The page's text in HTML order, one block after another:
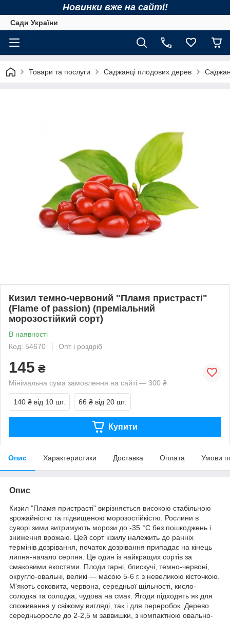
Новинки вже на сайті!
Сади України
Товари та послуги Саджанці плодових дерев
Кизил темно-червоний "Пламя пристрасті"
(Flame of passion) (преміальний
морозостійкий сорт)
В наявності
Код: 54670
Опт і роздріб
145 ₴
Мінімальна сума замовлення на сайті — 300 ₴
140 ₴ від 10 шт. 66 ₴ від 20 шт.
Купити
Опис Характеристики Доставка Оплата Умови
Опис
Кизил "Пламя пристрасті" вирізняється високою стабільною
врожайністю та підвищеною морозостійкістю. Рослини в
суворі зими витримують морози до -35 °C без пошкоджень і
зниження врожаю. Цей сорт кізилу належить до ранніх
термінів дозрівання, початок дозрівання припадає на кінець
липня-начало серпня. Це один із найкращих сортів за
смаковими якостями. Плоди гарні, блискучі, темно-червоні,
округло-овальні, великі — масою 5-6 г. з невеликою кісточкою.
М'якоть соковита, червона, середньої щільності, кисло-
солодка та солодка, чудова на смак. Ягоди підходять як для
споживання у свіжому вигляді, так і для переробок. Дерево
середньоросле до 2-2,5 м заввишки, з компактною овально-